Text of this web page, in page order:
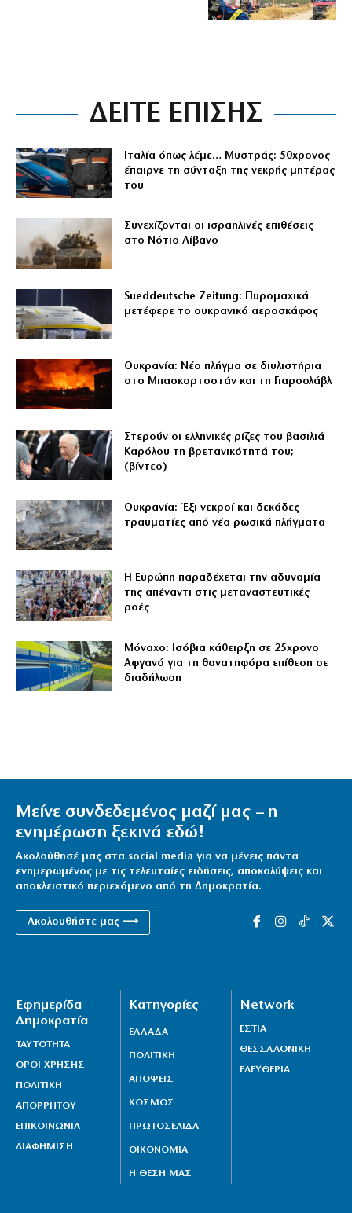
ΔΕΙΤΕ ΕΠΙΣΗΣ
Ιταλία όπως λέμε… Μυστράς: 50χρονος
έπαιρνε τη σύνταξη της νεκρής μητέρας
του
Συνεχίζονται οι ισραηλινές επιθέσεις
στο Νότιο Λίβανο
Sueddeutsche Zeitung: Πυρομαχικά
μετέφερε το ουκρανικό αεροσκάφος
Ουκρανία: Νέο πλήγμα σε διυλιστήρια
στο Μπασκορτοστάν και τη Γιαροσλάβλ
Στερούν οι ελληνικές ρίζες του βασιλιά
Καρόλου τη βρετανικότητά του;
(βίντεο)
Ουκρανία: Έξι νεκροί και δεκάδες
τραυματίες από νέα ρωσικά πλήγματα
Η Ευρώπη παραδέχεται την αδυναμία
της απέναντι στις μεταναστευτικές
ροές
Μόναχο: Ισόβια κάθειρξη σε 25χρονο
Αφγανό για τη θανατηφόρα επίθεση σε
διαδήλωση
Μείνε συνδεδεμένος μαζί μας – η
ενημέρωση ξεκινά εδώ!
Ακολούθησέ μας στα social media για να μένεις πάντα
ενημερωμένος με τις τελευταίες ειδήσεις, αποκαλύψεις και
αποκλειστικό περιεχόμενο από τη Δημοκρατία.
Ακολουθήστε μας ⟶
Εφημερίδα
Δημοκρατία
ΤΑΥΤΟΤΗΤΑ
ΟΡΟΙ ΧΡΗΣΗΣ
ΠΟΛΙΤΙΚΗ
ΑΠΟΡΡΗΤΟΥ
ΕΠΙΚΟΙΝΩΝΙΑ
ΔΙΑΦΗΜΙΣΗ
Κατηγορίες
ΕΛΛΑΔΑ
ΠΟΛΙΤΙΚΗ
ΑΠΟΨΕΙΣ
ΚΟΣΜΟΣ
ΠΡΩΤΟΣΕΛΙΔΑ
ΟΙΚΟΝΟΜΙΑ
Η ΘΕΣΗ ΜΑΣ
Network
ΕΣΤΙΑ
ΘΕΣΣΑΛΟΝΙΚΗ
ΕΛΕΥΘΕΡΙΑ